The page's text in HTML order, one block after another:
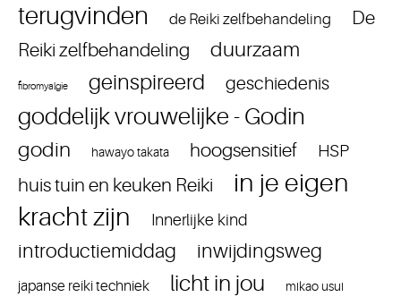
terugvinden
de Reiki zelfbehandeling
De
Reiki zelfbehandeling
duurzaam
fibromyalgie geinspireerd geschiedenis
goddelijk vrouwelijke - Godin
godin hawayo takata hoogsensitief HSP
huis tuin en keuken Reiki
in je eigen
kracht zijn
Innerlijke kind
introductiemiddag inwijdingsweg
japanse reiki techniek licht in jou mikao usui